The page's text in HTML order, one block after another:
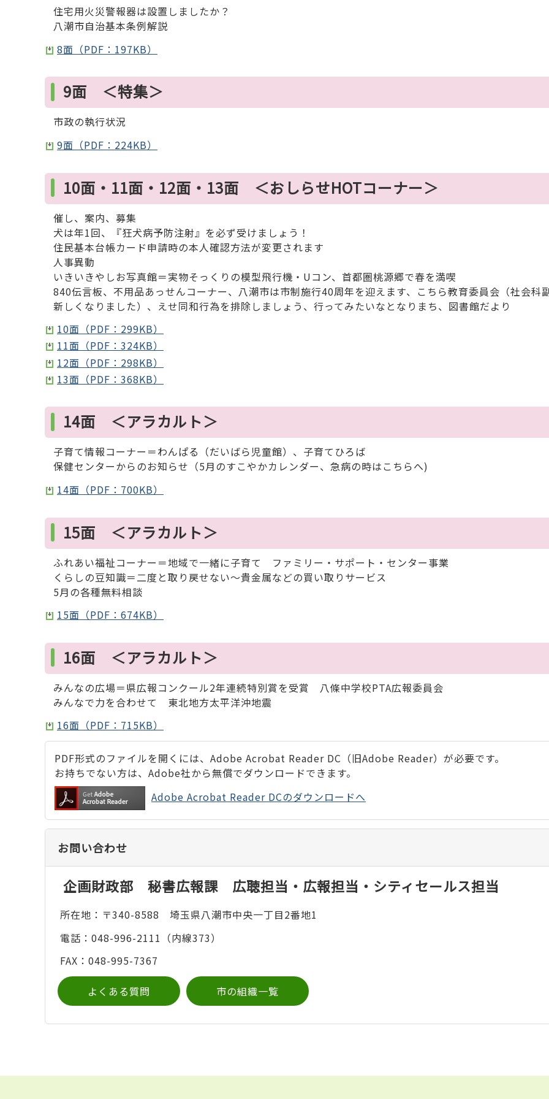
住宅用火災警報器は設置しましたか？
八潮市自治基本条例解説
8面（PDF：197KB）
9面 ＜特集＞
市政の執行状況
9面（PDF：224KB）
10面・11面・12面・13面 ＜おしらせHOTコーナー＞
催し、案内、募集
犬は年1回、『狂犬病予防注射』を必ず受けましょう！
住民基本台帳カード申請時の本人確認方法が変更されます
人事異動
いきいきやしお写真館＝実物そっくりの模型飛行機・Uコン、首都圏桃源郷で春を満喫
840伝言板、不用品あっせんコーナー、八潮市は市制施行40周年を迎えます、こちら教育委員会（社会科
新しくなりました）、えせ同和行為を排除しましょう、行ってみたいなとなりまち、図書館だより
10面（PDF：299KB）
11面（PDF：324KB）
12面（PDF：298KB）
13面（PDF：368KB）
14面 ＜アラカルト＞
子育て情報コーナー＝わんぱる（だいばら児童館）、子育てひろば
保健センターからのお知らせ（5月のすこやかカレンダー、急病の時はこちらへ)
14面（PDF：700KB）
15面 ＜アラカルト＞
ふれあい福祉コーナー＝地域で一緒に子育て ファミリー・サポート・センター事業
くらしの豆知識＝二度と取り戻せない～貴金属などの買い取りサービス
5月の各種無料相談
15面（PDF：674KB）
16面 ＜アラカルト＞
みんなの広場＝県広報コンクール2年連続特別賞を受賞 八條中学校PTA広報委員会
みんなで力を合わせて 東北地方太平洋沖地震
16面（PDF：715KB）
PDF形式のファイルを開くには、Adobe Acrobat Reader DC（旧Adobe Reader）が必要です。
お持ちでない方は、Adobe社から無償でダウンロードできます。
Adobe Acrobat Reader DCのダウンロードへ
お問い合わせ
企画財政部 秘書広報課 広聴担当・広報担当・シティセールス担当
所在地：〒340-8588 埼玉県八潮市中央一丁目2番地1
電話：048-996-2111（内線373）
FAX：048-995-7367
よくある質問 市の組織一覧